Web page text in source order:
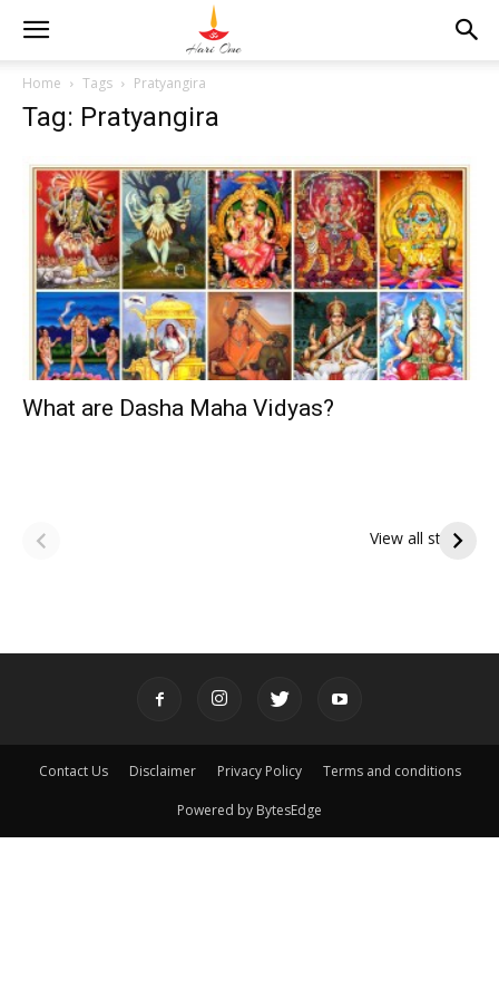
Home Tags Pratyangira
Tag: Pratyangira
What are Dasha Maha Vidyas?
View all stories
పితృదేవతల ఆశీర్వాదం
ఇంద్రకీలాద్రి గిరి ప్రదక్షిణ
Contact Us Disclaimer Privacy Policy Terms and conditions
Powered by BytesEdge